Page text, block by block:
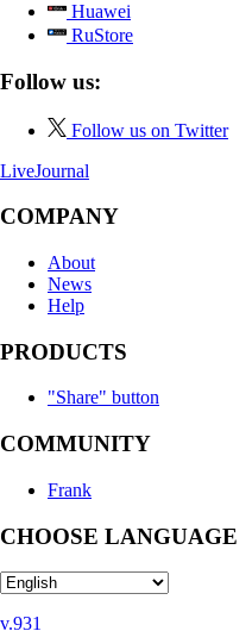
Huawei
RuStore
Follow us:
Follow us on Twitter
LiveJournal
COMPANY
About
News
Help
PRODUCTS
"Share" button
COMMUNITY
Frank
CHOOSE LANGUAGE
v.931